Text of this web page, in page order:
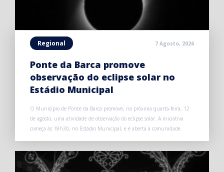
Regional 7 Agosto, 2026
Ponte da Barca promove
observação do eclipse solar no
Estádio Municipal
O Município de Ponte da Barca promove, na próxima quarta-feira, 12
de agosto, uma atividade de observação do eclipse solar. A iniciativa
começa às 18h30, no Estádio Municipal, e é aberta à comunidade.